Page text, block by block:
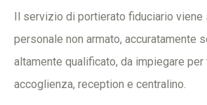
Il servizio di portierato fiduciario viene
personale non armato, accuratamente
altamente qualificato, da impiegare
accoglienza, reception e centralino.